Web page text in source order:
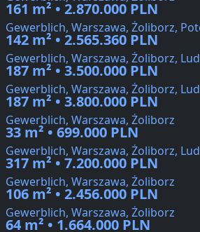
161 m² • 2.870.000 PLN
Gewerblich, Warszawa, Żoliborz,
142 m² • 2.565.360 PLN
Gewerblich, Warszawa, Żoliborz,
187 m² • 3.500.000 PLN
Gewerblich, Warszawa, Żoliborz,
187 m² • 3.800.000 PLN
Gewerblich, Warszawa, Żoliborz
33 m² • 699.000 PLN
Gewerblich, Warszawa, Żoliborz,
317 m² • 7.200.000 PLN
Gewerblich, Warszawa, Żoliborz
106 m² • 2.456.000 PLN
Gewerblich, Warszawa, Żoliborz
64 m² • 1.664.000 PLN